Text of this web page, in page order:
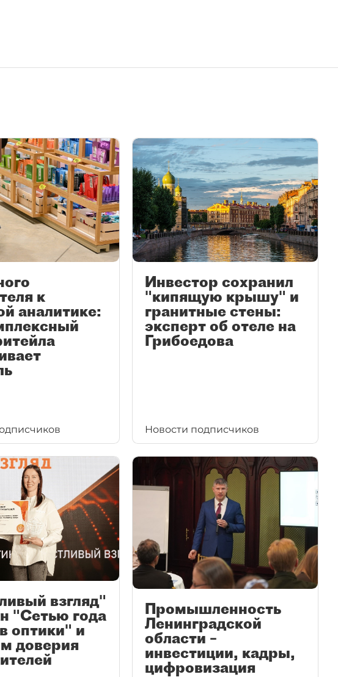
к
аналитике:
Инвестор сохранил
"кипящую крышу" и
гранитные стены:
эксперт об отеле на
Грибоедова
Новости подписчиков
взгляд"
"Сетью года
оптики" и
доверия
Промышленность
Ленинградской
области –
инвестиции, кадры,
цифровизация